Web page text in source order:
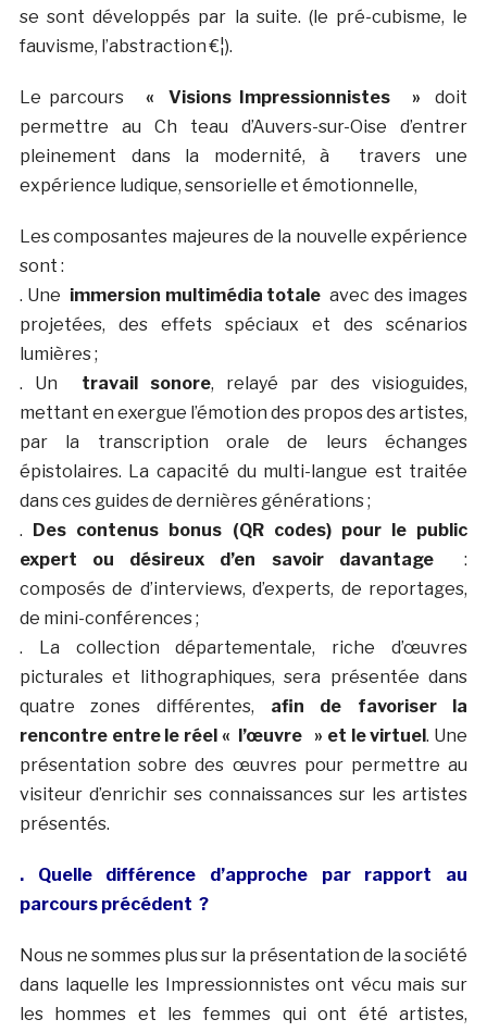
se sont développés par la suite. (le pré-cubisme, le
fauvisme, l’abstraction €¦).
Le parcours « Visions Impressionnistes » doit
permettre au Ch teau d’Auvers-sur-Oise d’entrer
pleinement dans la modernité, à travers une
expérience ludique, sensorielle et émotionnelle,
Les composantes majeures de la nouvelle expérience
sont :
. Une immersion multimédia totale avec des images
projetées, des effets spéciaux et des scénarios
lumières ;
. Un travail sonore, relayé par des visioguides,
mettant en exergue l’émotion des propos des artistes,
par la transcription orale de leurs échanges
épistolaires. La capacité du multi-langue est traitée
dans ces guides de dernières générations ;
. Des contenus bonus (QR codes) pour le public
expert ou désireux d’en savoir davantage:
composés de d’interviews, d’experts, de reportages,
de mini-conférences ;
. La collection départementale, riche d’œuvres
picturales et lithographiques, sera présentée dans
quatre zones différentes, afin de favoriser la
rencontre entre le réel « l’œuvre » et le virtuel. Une
présentation sobre des œuvres pour permettre au
visiteur d’enrichir ses connaissances sur les artistes
présentés.
. Quelle différence d’approche par rapport au
parcours précédent ?
Nous ne sommes plus sur la présentation de la société
dans laquelle les Impressionnistes ont vécu mais sur
les hommes et les femmes qui ont été artistes,